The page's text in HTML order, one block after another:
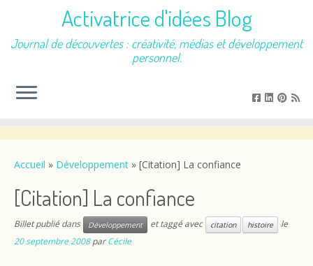
contenu
Activatrice d'idées Blog
Journal de découvertes : créativité, médias et développement
personnel.
Accueil » Développement » [Citation] La confiance
[Citation] La confiance
Billet publié dans Développement et taggé avec citation histoire
le
20 septembre 2008 parCécile